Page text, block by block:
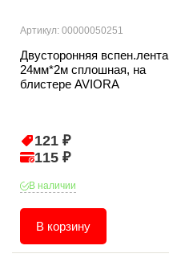
Артикул: 00000050251
Двусторонняя вспен.лента
24мм*2м сплошная, на
блистере AVIORA
121 ₽
115 ₽
В наличии
В корзину